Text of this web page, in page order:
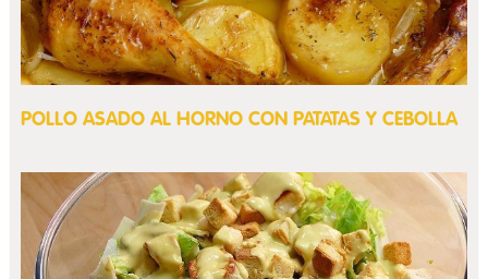
POLLO ASADO AL HORNO CON PATATAS Y CEBOLLA